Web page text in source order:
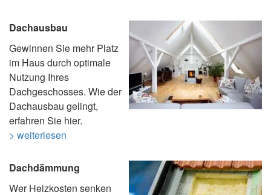
Dachausbau
Gewinnen Sie mehr Platz
im Haus durch optimale
Nutzung Ihres
Dachgeschosses. Wie der
Dachausbau gelingt,
erfahren Sie hier.
> weiterlesen
Dachdämmung
Wer Heizkosten senken